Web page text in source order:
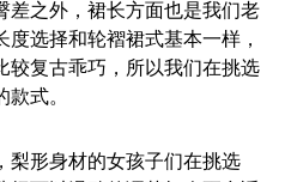
差之外，裙长方面也是我们老
选择和轮褶裙式基本一样，
较复古乖巧，所以我们在挑选
式。
梨形身材的女孩子们在挑选